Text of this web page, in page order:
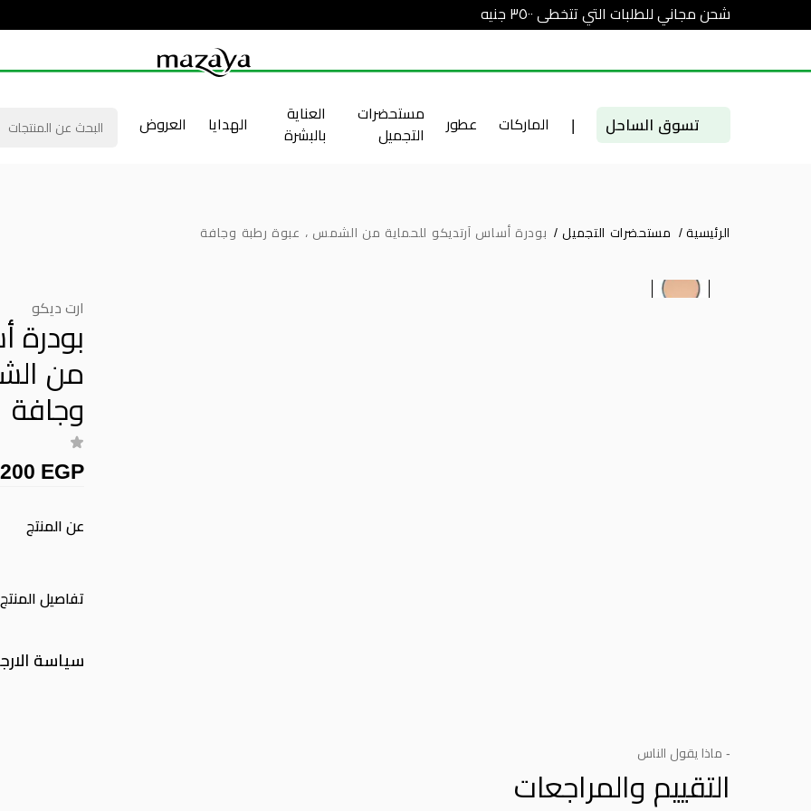
شحن مجاني للطلبات التي تتخطى ٣٥٠٠ جنيه
تسوق الساحل | الماركات عطور
مستحضرات
التجميل
العناية
بالبشرة
الهدايا العروض
الرئيسية / مستحضرات التجميل / بودرة أساس آرتديكو للحماية من الشمس ، عبوة رطبة وجافة
ارت ديكو
بودرة
من
وجافة
EGP
عن المنتج
تفاصيل المنتج
سياسة
- ماذا يقول الناس
التقييم والمراجعات